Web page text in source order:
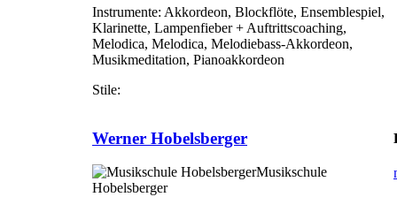
Instrumente: Akkordeon, Blockflöte, Ensemblespiel,
Klarinette, Lampenfieber + Auftrittscoaching,
Melodica, Melodica, Melodiebass-Akkordeon,
Musikmeditation, Pianoakkordeon
Stile:
Werner Hobelsberger
Musikschule
Hobelsberger